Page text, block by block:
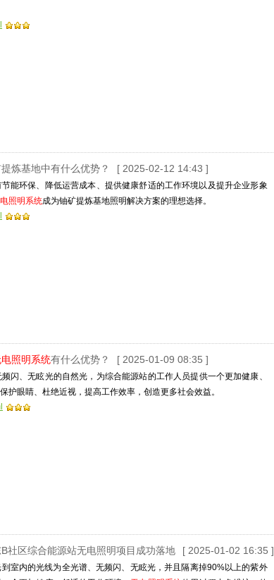
炼基地中有什么优势？ [ 2025-02-12 14:43 ]
能环保、降低运营成本、提供健康舒适的工作环境以及提升企业形象
照明系统成为铀矿提炼基地照明解决方案的理想选择。
照明系统有什么优势？ [ 2025-01-09 08:35 ]
闪、无眩光的自然光，为综合能源站的工作人员提供一个更加健康、
护眼睛、杜绝近视，提高工作效率，创造更多社会效益。
社区综合能源站无电照明项目成功落地 [ 2025-01-02 16:35 ]
室内的光线为全光谱、无频闪、无眩光，并且隔离掉90%以上的紫外